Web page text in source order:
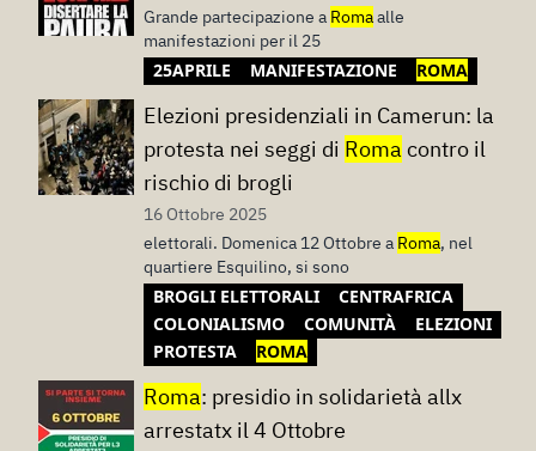
Grande partecipazione a Romaalle
manifestazioni per il 25
25APRILE MANIFESTAZIONE ROMA
Elezioni presidenziali in Camerun: la
protesta nei seggi di Romacontro il
rischio di brogli
16 Ottobre 2025
elettorali. Domenica 12 Ottobre a Roma, nel
quartiere Esquilino, si sono
BROGLI ELETTORALI
CENTRAFRICA
COLONIALISMO
COMUNITÀ
ELEZIONI
PROTESTA
ROMA
Roma: presidio in solidarietà allx
arrestatx il 4 Ottobre